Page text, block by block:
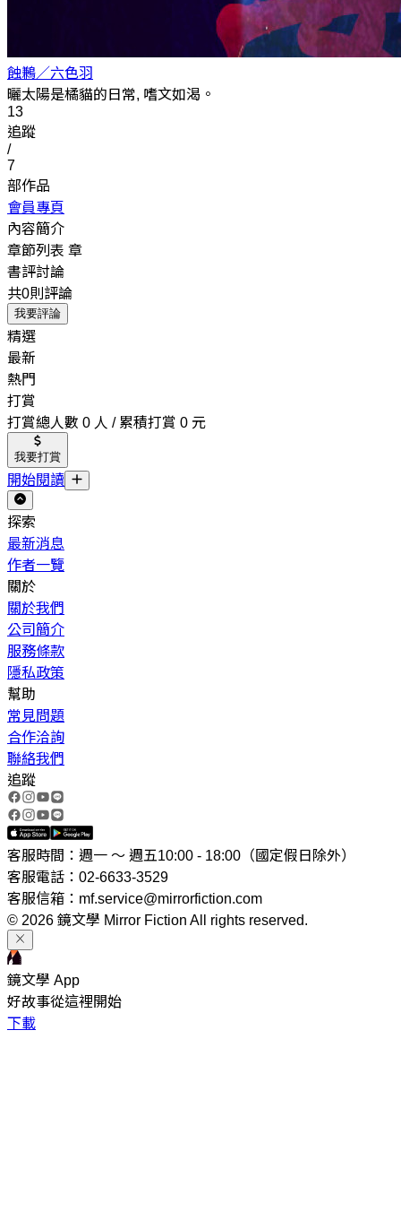
蝕鶼／六色羽
曬太陽是橘貓的日常, 嗜文如渴。
13
追蹤
/
7
部作品
會員專頁
內容簡介
章節列表 章
書評討論
共0則評論
我要評論
精選
最新
熱門
打賞
打賞總人數 0 人 / 累積打賞 0 元
我要打賞
開始閱讀
探索
最新消息
作者一覽
關於
關於我們
公司簡介
服務條款
隱私政策
幫助
常見問題
合作洽詢
聯絡我們
追蹤
客服時間：週一 ～ 週五10:00 - 18:00（國定假日除外）
客服電話：02-6633-3529
客服信箱：mf.service@mirrorfiction.com
© 2026 鏡文學 Mirror Fiction All rights reserved.
鏡文學 App
好故事從這裡開始
下載